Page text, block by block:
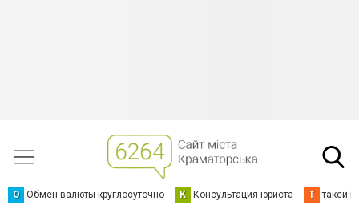
О Обмен валюты круглосуточно К Консультация юриста Т такси